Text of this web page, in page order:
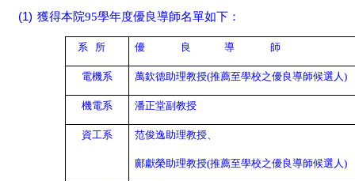
(1) 獲得本院95學年度優良導師名單如下：
系 所 優 良 導 師
電機系 萬欽德助理教授(推薦至學校之優良導師候選人)
機電系 潘正堂副教授
資工系 范俊逸助理教授、
鄺獻榮助理教授(推薦至學校之優良導師候選人)